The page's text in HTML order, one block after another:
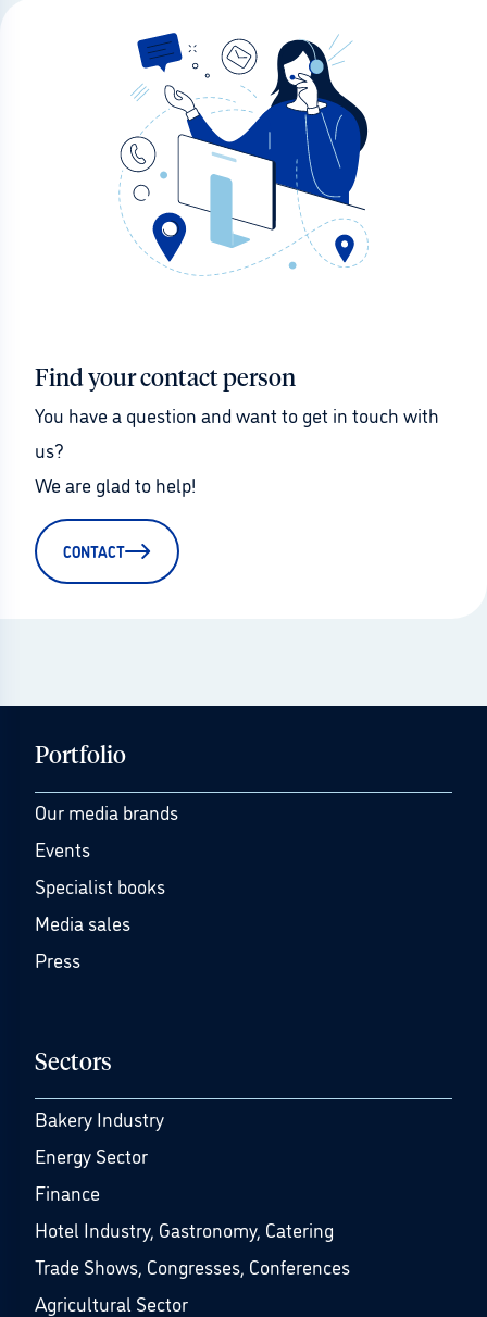
Find your contact person
You have a question and want to get in touch with
us?
We are glad to help!
CONTACT
Portfolio
Our media brands
Events
Specialist books
Media sales
Press
Sectors
Bakery Industry
Energy Sector
Finance
Hotel Industry, Gastronomy, Catering
Trade Shows, Congresses, Conferences
Agricultural Sector